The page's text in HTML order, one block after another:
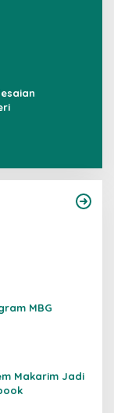
MBG
Makarim Jadi